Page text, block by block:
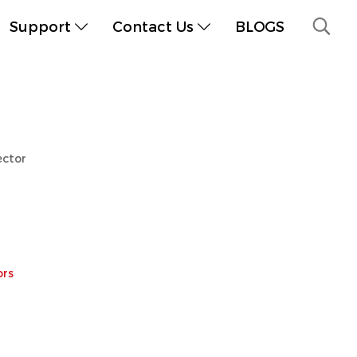
Support Contact Us BLOGS